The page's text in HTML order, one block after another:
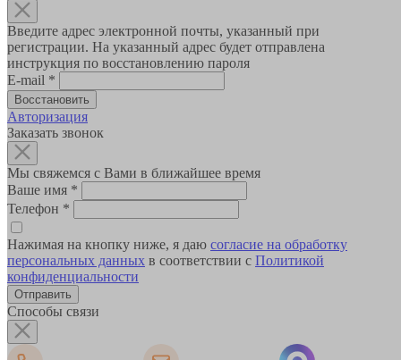
Введите адрес электронной почты, указанный при
регистрации. На указанный адрес будет отправлена
инструкция по восстановлению пароля
E-mail *
Авторизация
Заказать звонок
Мы свяжемся с Вами в ближайшее время
Ваше имя *
Телефон *
Нажимая на кнопку ниже, я даю согласие на обработку
персональных данных в соответствии с Политикой
конфиденциальности
Способы связи